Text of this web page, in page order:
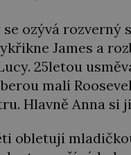
se ozývá rozverný
James a
25letou
malí
Hlavně Anna si
obletují